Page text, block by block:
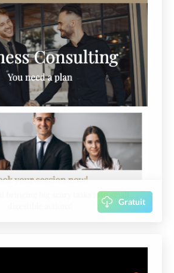
Gratuit